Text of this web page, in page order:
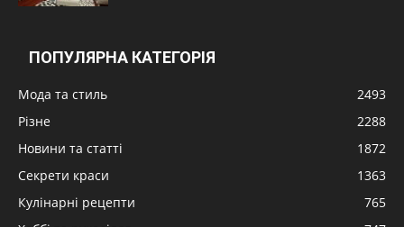
ПОПУЛЯРНА КАТЕГОРІЯ
Мода та стиль
2493
Різне
2288
Новини та статті
1872
Секрети краси
1363
Кулінарні рецепти
765